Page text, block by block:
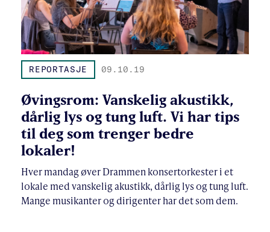
REPORTASJE 09.10.19
Øvingsrom: Vanskelig akustikk,
dårlig lys og tung luft. Vi har tips
til deg som trenger bedre
lokaler!
Hver mandag øver Drammen konsertorkester i et
lokale med vanskelig akustikk, dårlig lys og tung luft.
Mange musikanter og dirigenter har det som dem.